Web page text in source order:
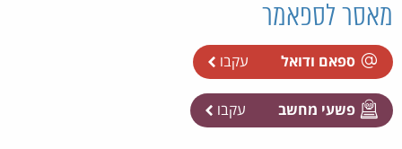
מאסר לספאמר
ספאם ודואל עקבו
פשעי מחשב עקבו